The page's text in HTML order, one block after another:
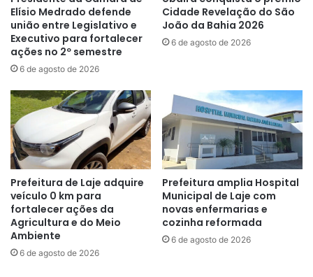
Elísio Medrado defende
união entre Legislativo e
Executivo para fortalecer
ações no 2º semestre
6 de agosto de 2026
Cidade Revelação do São
João da Bahia 2026
6 de agosto de 2026
Prefeitura de Laje adquire
veículo 0 km para
fortalecer ações da
Agricultura e do Meio
Ambiente
6 de agosto de 2026
Prefeitura amplia Hospital
Municipal de Laje com
novas enfermarias e
cozinha reformada
6 de agosto de 2026